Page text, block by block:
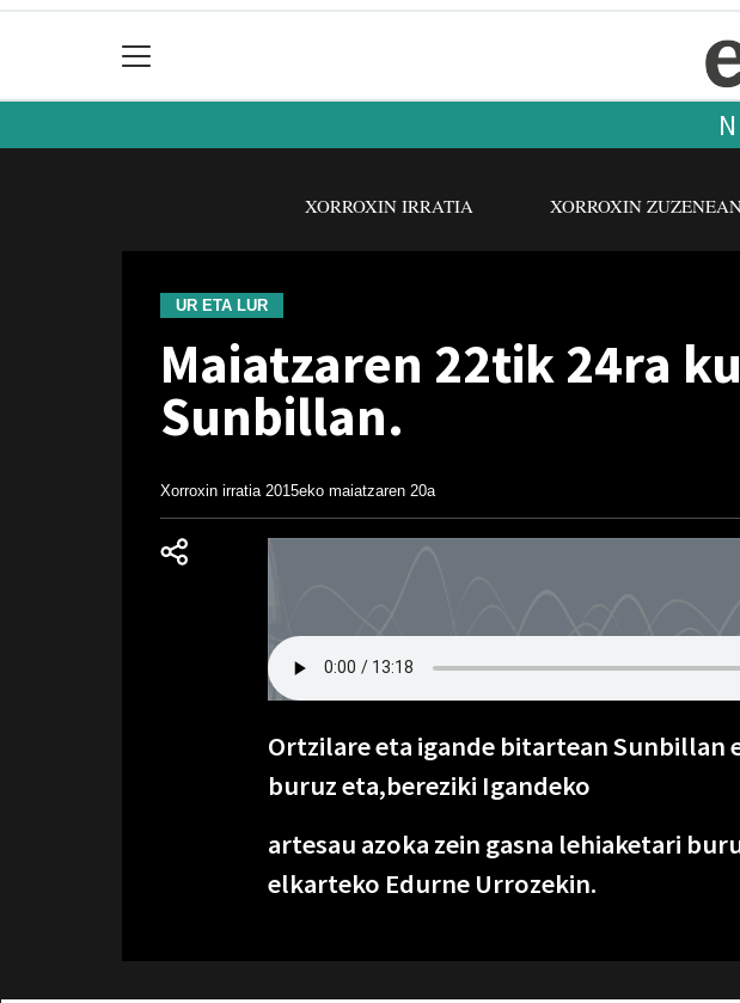
XORROXIN IRRATIA XORROXIN
UR ETA LUR
Maiatzaren 22tik 24ra
Sunbillan.
Xorroxin irratia 2015eko maiatzaren 20a
Ortzilare eta igande bitartean Sunbillan
buruz eta,bereziki Igandeko
artesau azoka zein gasna lehiaketari
elkarteko Edurne Urrozekin.